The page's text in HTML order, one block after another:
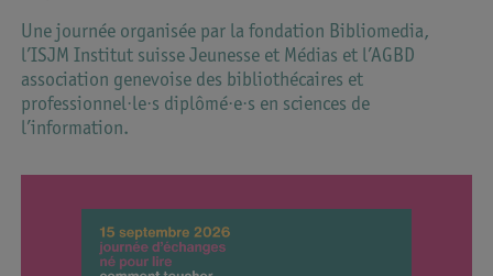
Une journée organisée par la fondation Bibliomedia,
l’ISJM Institut suisse Jeunesse et Médias et l’AGBD
association genevoise des bibliothécaires et
professionnel·le·s diplômé·e·s en sciences de
l’information.